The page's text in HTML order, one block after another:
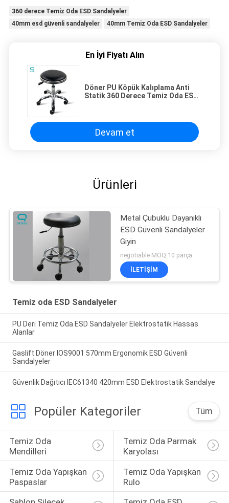
360 derece Temiz Oda ESD Sandalyeler
40mm esd güvenli sandalyeler
40mm Temiz Oda ESD Sandalyeler
En İyi Fiyatı Alın
Döner PU Köpük Kalıplama Anti
Statik 360 Derece Temiz Oda ESD
Devam et
Ürünleri
Metal Çubuklu Dayanıklı
ESD Güvenli Sandalyeler
Giyin
negotiable MOQ:10 parça
İLETIŞIM
Temiz oda ESD Sandalyeler
PU Deri Temiz Oda ESD Sandalyeler Elektrostatik Hassas
Alanlar
Gaslift Döner IOS9001 570mm Ergonomik ESD Güvenli
Sandalyeler
Güvenlik Dağıtıcı IEC61340 420mm ESD Elektrostatik Sandalye
Popüler Kategoriler Tüm
Temiz Oda
Mendilleri
Temiz Oda Parmak
Karyolası
Temiz Oda Yapışkan
Paspaslar
Temiz Oda Yapışkan
Rulo